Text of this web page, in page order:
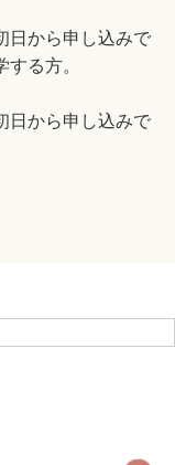
日から申し込みで
る方。
日から申し込みで